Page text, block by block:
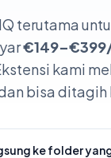
terutama
kami
bisa ditagih
ke folder